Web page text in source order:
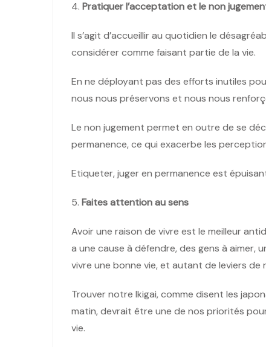
4. Pratiquer l’acceptation et le non
Il s’agit d’accueillir au quotidien le
considérer comme faisant partie de la vie.
En ne déployant pas des efforts inutiles
nous nous préservons et nous nous
Le non jugement permet en outre de se
permanence, ce qui exacerbe les
Etiqueter, juger en permanence est
5. Faites attention au sens
Avoir une raison de vivre est le meilleur
a une cause à défendre, des gens à
vivre une bonne vie, et autant de leviers de
Trouver notre Ikigai, comme disent les
matin, devrait être une de nos priorités
vie.